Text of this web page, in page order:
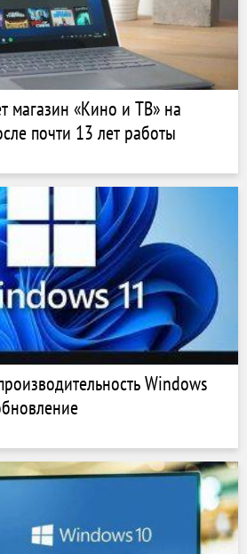
магазин «Кино и ТВ» на
почти 13 лет работы
Windows